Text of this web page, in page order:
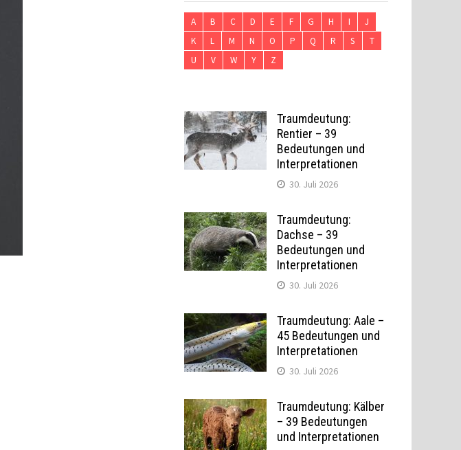
A B C D E F G H I
J
K
L M N O P Q R S
T
U
V W Y Z
Traumdeutung:
Rentier – 39
Bedeutungen und
Interpretationen
30. Juli 2026
Traumdeutung:
Dachse – 39
Bedeutungen und
Interpretationen
30. Juli 2026
Traumdeutung: Aale –
45 Bedeutungen und
Interpretationen
30. Juli 2026
Traumdeutung: Kälber
– 39 Bedeutungen
und Interpretationen